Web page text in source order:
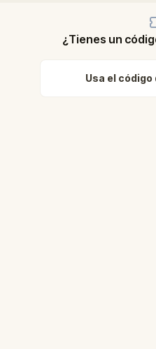
¿Tienes un
Usa el